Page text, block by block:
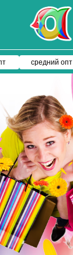
средний опт